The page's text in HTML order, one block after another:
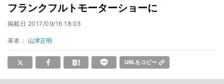
フランクフルトモーターショーに
掲載日 2017/09/16 18:03
著者： 山津正明
URLをコピー